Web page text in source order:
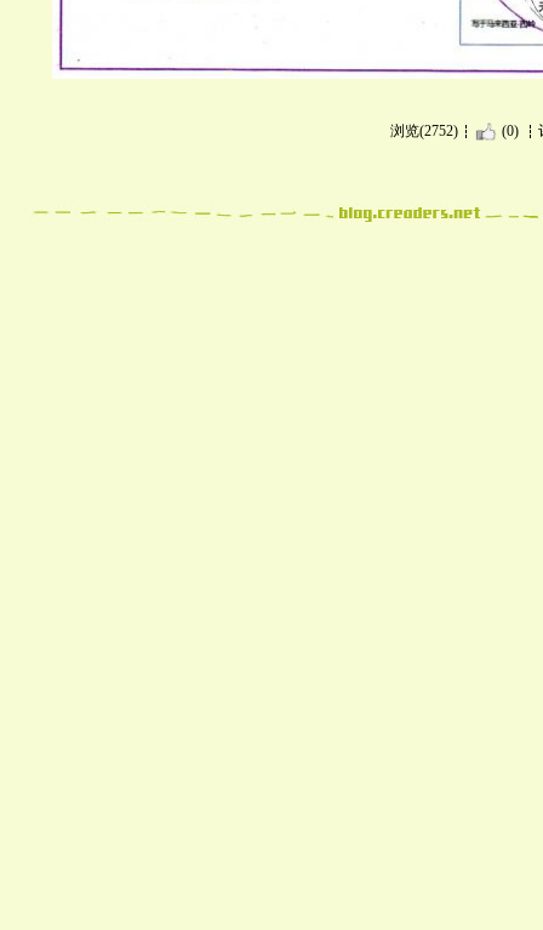
浏览(2752) (0)